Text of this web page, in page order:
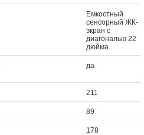
Емкостный
сенсорный ЖК-
экран с
диагональю 22
дюйма
да
211
89
178